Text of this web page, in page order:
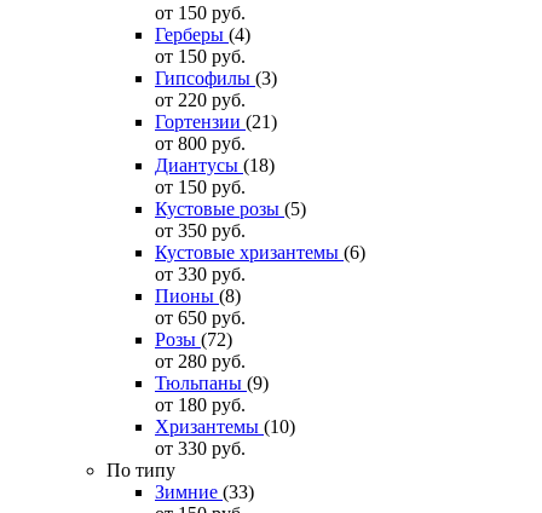
от 150 руб.
Герберы (4)
от 150 руб.
Гипсофилы (3)
от 220 руб.
Гортензии (21)
от 800 руб.
Диантусы (18)
от 150 руб.
Кустовые розы (5)
от 350 руб.
Кустовые хризантемы (6)
от 330 руб.
Пионы (8)
от 650 руб.
Розы (72)
от 280 руб.
Тюльпаны (9)
от 180 руб.
Хризантемы (10)
от 330 руб.
По типу
Зимние (33)